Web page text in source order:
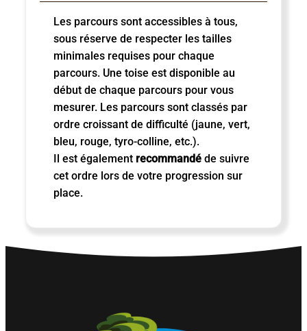
Les parcours sont accessibles à tous,
sous réserve de respecter les tailles
minimales requises pour chaque
parcours. Une toise est disponible au
début de chaque parcours pour vous
mesurer. Les parcours sont classés par
ordre croissant de difficulté (jaune, vert,
bleu, rouge, tyro-colline, etc.).
Il est également recommandé de suivre
cet ordre lors de votre progression sur
place.